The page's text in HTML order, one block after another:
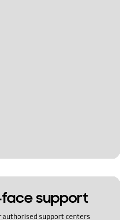
support
authorised support centers